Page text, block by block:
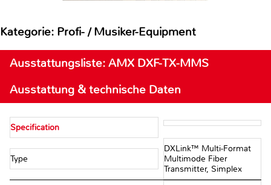
Kategorie: Profi- / Musiker-Equipment
Ausstattungsliste: AMX DXF-TX-MMS
Ausstattung & technische Daten
Specification
Type
DXLink™ Multi-Format
Multimode Fiber
Transmitter, Simplex